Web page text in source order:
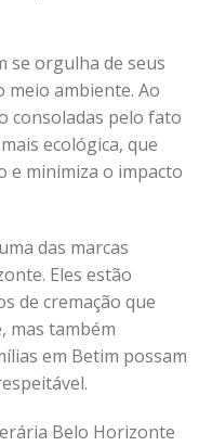
se orgulha de seus
meio ambiente. Ao
consoladas pelo fato
ecológica, que
e minimiza o impacto
das marcas
Eles estão
de cremação que
mas também
em Betim possam
Belo Horizonte